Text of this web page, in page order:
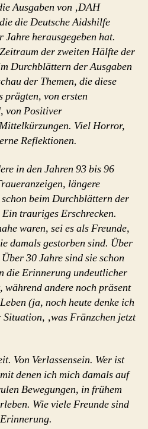
Ausgaben von ‚DAH
die Deutsche Aidshilfe
herausgegeben hat.
der zweiten Hälfte der
Durchblättern der Ausgaben
der Themen, die diese
prägten, von ersten
von Positiver
Viel Horror,
Reflektionen.
in den Jahren 93 bis 96
längere
beim Durchblättern der
trauriges Erschrecken.
waren, sei es als Freunde,
damals gestorben sind. Über
30 Jahre sind sie schon
die Erinnerung undeutlicher
andere noch präsent
(ja, noch heute denke ich
‚was Fränzchen jetzt
Von Verlassensein. Wer ist
denen ich mich damals auf
Bewegungen, in frühem
Wie viele Freunde sind